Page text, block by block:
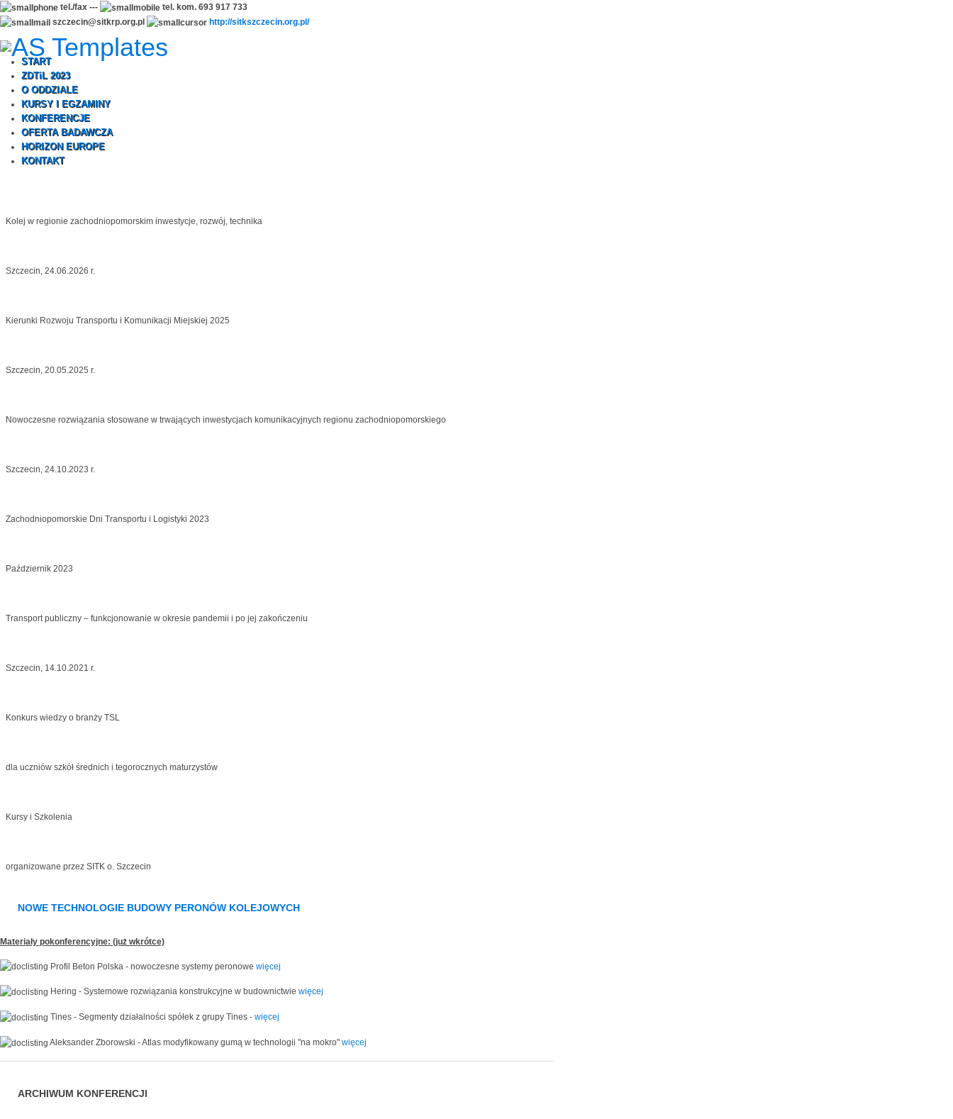
tel./fax ---
tel. kom. 693 917 733
szczecin@sitkrp.org.pl
http://sitkszczecin.org.pl/
START
ZDTiL 2023
O ODDZIALE
KURSY I EGZAMINY
KONFERENCJE
OFERTA BADAWCZA
HORIZON EUROPE
KONTAKT
Kolej w regionie zachodniopomorskim inwestycje, rozwój, technika
Szczecin, 24.06.2026 r.
Kierunki Rozwoju Transportu i Komunikacji Miejskiej 2025
Szczecin, 20.05.2025 r.
Nowoczesne rozwiązania stosowane w trwających inwestycjach komunikacyjnych regionu zachodniopomorskiego
Szczecin, 24.10.2023 r.
Zachodniopomorskie Dni Transportu i Logistyki 2023
Październik 2023
Transport publiczny – funkcjonowanie w okresie pandemii i po jej zakończeniu
Szczecin, 14.10.2021 r.
Konkurs wiedzy o branży TSL
dla uczniów szkół średnich i tegorocznych maturzystów
Kursy i Szkolenia
organizowane przez SITK o. Szczecin
NOWE TECHNOLOGIE BUDOWY PERONÓW KOLEJOWYCH
Materiały pokonferencyjne: (już wkrótce)
Profil Beton Polska - nowoczesne systemy peronowe więcej
Hering - Systemowe rozwiązania konstrukcyjne w budownictwie więcej
Tines - Segmenty działalności spółek z grupy Tines - więcej
Aleksander Zborowski - Atlas modyfikowany gumą w technologii "na mokro" więcej
ARCHIWUM KONFERENCJI